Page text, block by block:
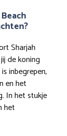
Sharjah
de koning
inbegrepen,
en het
In het stukje
het